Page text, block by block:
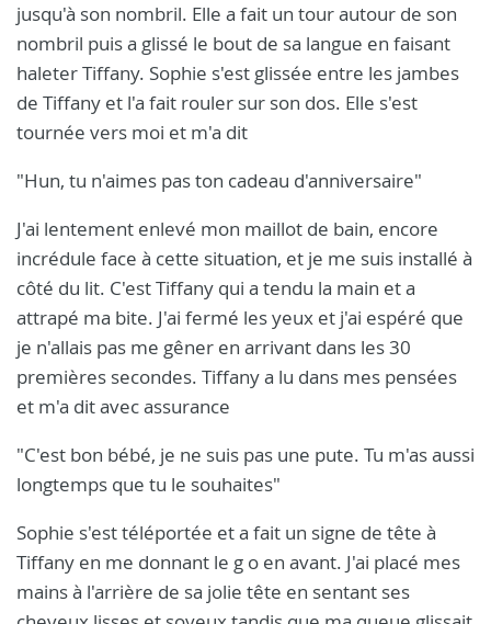
jusqu'à son nombril. Elle a fait un tour autour de son
nombril puis a glissé le bout de sa langue en faisant
haleter Tiffany. Sophie s'est glissée entre les jambes
de Tiffany et l'a fait rouler sur son dos. Elle s'est
tournée vers moi et m'a dit
"Hun, tu n'aimes pas ton cadeau d'anniversaire"
J'ai lentement enlevé mon maillot de bain, encore
incrédule face à cette situation, et je me suis installé à
côté du lit. C'est Tiffany qui a tendu la main et a
attrapé ma bite. J'ai fermé les yeux et j'ai espéré que
je n'allais pas me gêner en arrivant dans les 30
premières secondes. Tiffany a lu dans mes pensées
et m'a dit avec assurance
"C'est bon bébé, je ne suis pas une pute. Tu m'as aussi
longtemps que tu le souhaites"
Sophie s'est téléportée et a fait un signe de tête à
Tiffany en me donnant le g o en avant. J'ai placé mes
mains à l'arrière de sa jolie tête en sentant ses